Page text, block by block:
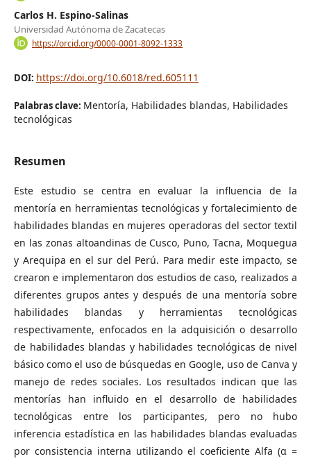
Carlos H. Espino-Salinas
Universidad Autónoma de Zacatecas
https://orcid.org/0000-0001-8092-1333
DOI: https://doi.org/10.6018/red.605111
Palabras clave: Mentoría, Habilidades blandas, Habilidades
tecnológicas
Resumen
Este estudio se centra en evaluar la influencia de la
mentoría en herramientas tecnológicas y fortalecimiento de
habilidades blandas en mujeres operadoras del sector textil
en las zonas altoandinas de Cusco, Puno, Tacna, Moquegua
y Arequipa en el sur del Perú. Para medir este impacto, se
crearon e implementaron dos estudios de caso, realizados a
diferentes grupos antes y después de una mentoría sobre
habilidades blandas y herramientas tecnológicas
respectivamente, enfocados en la adquisición o desarrollo
de habilidades blandas y habilidades tecnológicas de nivel
básico como el uso de búsquedas en Google, uso de Canva y
manejo de redes sociales. Los resultados indican que las
mentorías han influido en el desarrollo de habilidades
tecnológicas entre los participantes, pero no hubo
inferencia estadística en las habilidades blandas evaluadas
por consistencia interna utilizando el coeficiente Alfa (α =